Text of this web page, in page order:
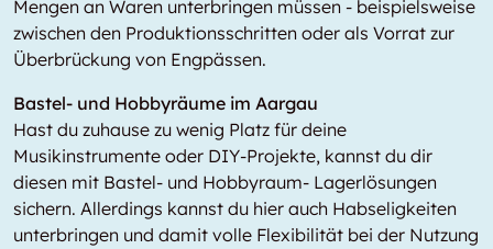
Mengen an Waren unterbringen müssen - beispielsweise
zwischen den Produktionsschritten oder als Vorrat zur
Überbrückung von Engpässen.
Bastel- und Hobbyräume im Aargau
Hast du zuhause zu wenig Platz für deine
Musikinstrumente oder DIY-Projekte, kannst du dir
diesen mit Bastel- und Hobbyraum- Lagerlösungen
sichern. Allerdings kannst du hier auch Habseligkeiten
unterbringen und damit volle Flexibilität bei der Nutzung